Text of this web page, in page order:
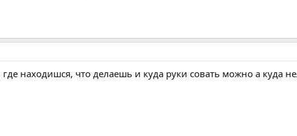
находишся, что делаешь и куда руки совать можно а куда